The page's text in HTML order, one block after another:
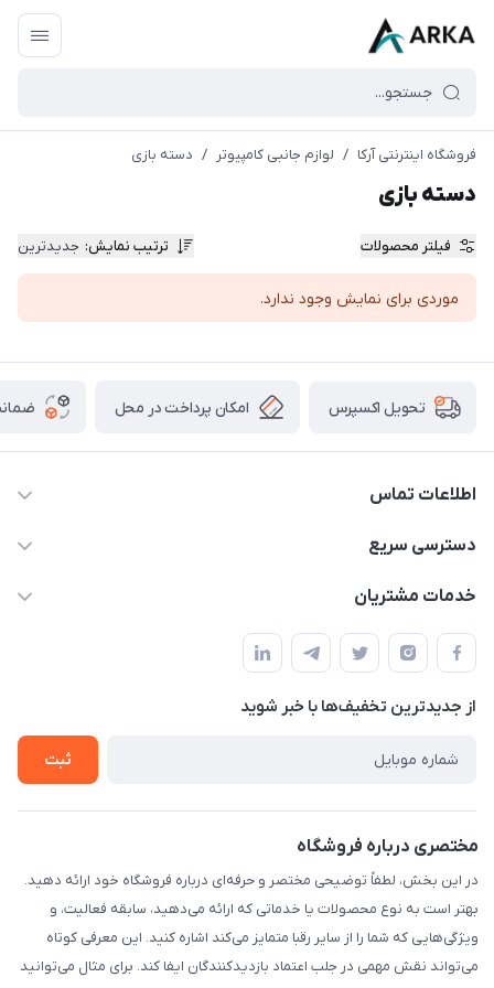
فروشگاه اینترنتی آرکا / لوازم جانبی کامپیوتر / دسته بازی
دسته بازی
فیلتر محصولات ترتیب نمایش: جدیدترین
موردی برای نمایش وجود ندارد.
تحویل اکسپرس امکان پرداخت در محل
اطلاعات تماس
09170030302
تجاری بین الحرمین - طبقه همکف - پلاک 99a
دسترسی سریع
حساب کاربری
لیست محصولات
درباره ما
خدمات مشتریان
قوانین و مقررات
حریم خصوصی
راهنما
از جدید‌ترین تخفیف‌ها با‌ خبر شوید
ثبت
مختصری درباره فروشگاه
در این بخش، لطفاً توضیحی مختصر و حرفه‌ای درباره فروشگاه خود ارائه دهید.
بهتر است به نوع محصولات یا خدماتی که ارائه می‌دهید، سابقه فعالیت، و
ویژگی‌هایی که شما را از سایر رقبا متمایز می‌کند اشاره کنید. این معرفی کوتاه
می‌تواند نقش مهمی در جلب اعتماد بازدیدکنندگان ایفا کند. برای مثال می‌توانید